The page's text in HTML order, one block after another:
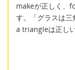
makeが正しく
す。「グラスは
a triangleは正しい